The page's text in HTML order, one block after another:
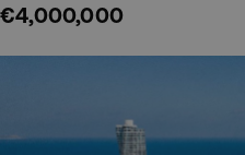
€4,000,000